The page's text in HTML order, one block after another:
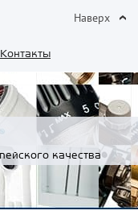
Контакты
Наверх
качества